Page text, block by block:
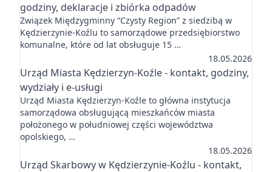
godziny, deklaracje i zbiórka odpadów
Związek Międzygminny “Czysty Region” z siedzibą w
Kędzierzynie-Koźlu to samorządowe przedsiębiorstwo
komunalne, które od lat obsługuje 15 …
18.05.2026
Urząd Miasta Kędzierzyn-Koźle - kontakt, godziny,
wydziały i e-usługi
Urząd Miasta Kędzierzyn-Koźle to główna instytucja
samorządowa obsługującą mieszkańców miasta
położonego w południowej części województwa
opolskiego, …
18.05.2026
Urząd Skarbowy w Kędzierzynie-Koźlu - kontakt,